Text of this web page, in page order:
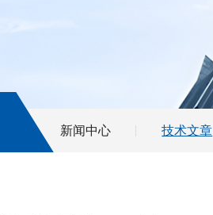
新闻中心 技术文章